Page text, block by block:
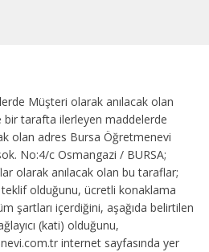
Müşteri olarak anılacak olan
bir tarafta ilerleyen maddelerde
olan adres Bursa Öğretmenevi
No:4/c Osmangazi / BURSA;
olarak anılacak olan bu taraflar;
olduğunu, ücretli konaklama
şartları içerdiğini, aşağıda belirtilen
(kati) olduğunu,
internet sayfasında yer